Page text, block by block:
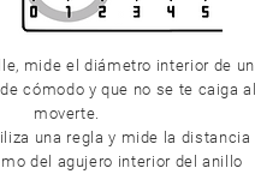
mide el diámetro interior de un
cómodo y que no se te caiga al
moverte.
una regla y mide la distancia
del agujero interior del anillo